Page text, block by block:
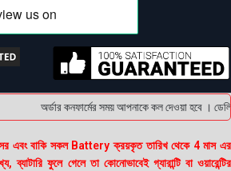
অর্ডার কনফার্মের সময় আপনাকে কল দেওয়া হবে ।
বাকি সকল Battery ক্রয়কৃত তারিখ থেকে 4 মাস এর
ফুলে গেলে তা কোনোভাবেই গ্যারান্টি বা ওয়ারেন্টির